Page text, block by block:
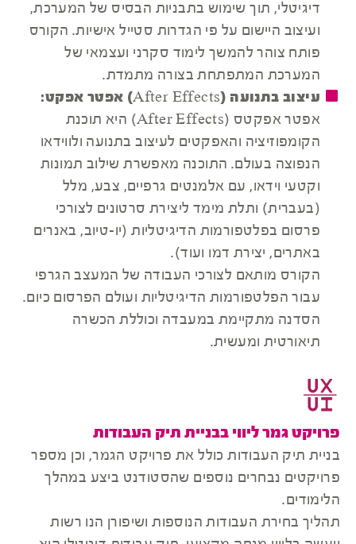
דיגיטלי, תוך שימוש בתבניות הבסיס של המערכת,
ועיצוב היישום על פי הגדרות סטייל אישיות. הקורס
פותח צוהר להמשך לימוד סקרני ועצמאי של
המערכת המתפתחת בצורה מתמדת.
עיצוב בתנועה (After Effects) אפטר אפקט:
אפטר אפקטס (After Effects) היא תוכנת
הקומפוזיציה והאפקטים לעיצוב בתנועה ולווידאו
הנפוצה בעולם. התוכנה מאפשרת שילוב תמונות
וקטעי וידאו, עם אלמנטים גרפיים, צבע, מלל
(בעברית) ותלת מימד ליצירת סרטונים לצורכי
פרסום בפלטפורמות הדיגיטליות (יו-טיוב, באנרים
באתרים, יצירת דמו ועוד).
הקורס מותאם לצורכי העבודה של המעצב הגרפי
עבור הפלטפורמות הדיגיטליות ועולם הפרסום כיום.
הסדנה מתקיימת במעבדה וכוללת הכשרה
תיאורטית ומעשית.
פרויקט גמר ליווי בבניית תיק העבודות
בניית תיק העבודות כולל את פרויקט הגמר, וכן מספר
פרויקטים נבחרים נוספים שהסטודנט ביצע במהלך
הלימודים.
תהליך בחירת העבודות הנוספות ושיפורן הנו רשות